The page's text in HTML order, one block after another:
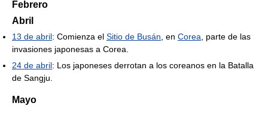
Febrero
Abril
13 de abril: Comienza el Sitio de Busán , en Corea , parte de las
invasiones japonesas a Corea.
24 de abril: Los japoneses derrotan a los coreanos en la Batalla
de Sangju.
Mayo